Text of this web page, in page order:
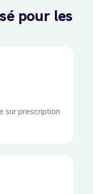
pour les
sur prescription